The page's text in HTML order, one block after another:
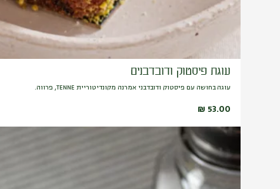
עוגת פיסטוק ודובדבנים
עוגה בחושה עם פיסטוק ודובדבני אמרנה מקונדיטוריית TENNE, פרווה.
₪ 53.00